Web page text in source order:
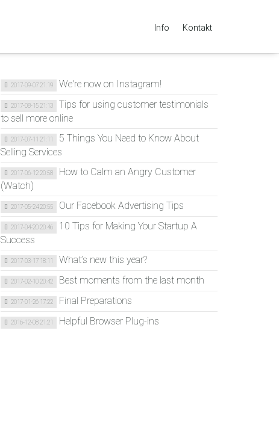
Info Kontakt
2017-09-07 21:19 We're now on Instagram!
2017-08-15 21:13
Tips for using customer testimonials
to sell more online
2017-07-11 21:11
5 Things You Need to Know About
Selling Services
2017-06-12 20:58
How to Calm an Angry Customer
(Watch)
2017-05-24 20:55 Our Facebook Advertising Tips
2017-04-20 20:46
10 Tips for Making Your Startup A
Success
2017-03-17 18:11 What’s new this year?
2017-02-10 20:42 Best moments from the last month
2017-01-26 17:22 Final Preparations
2016-12-08 21:21 Helpful Browser Plug-ins